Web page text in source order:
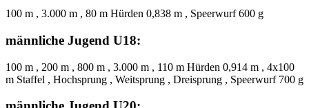
100 m , 3.000 m , 80 m Hürden 0,838 m , Speerwurf 600 g
männliche Jugend U18:
100 m , 200 m , 800 m , 3.000 m , 110 m Hürden 0,914 m , 4x100
m Staffel , Hochsprung , Weitsprung , Dreisprung , Speerwurf 700 g